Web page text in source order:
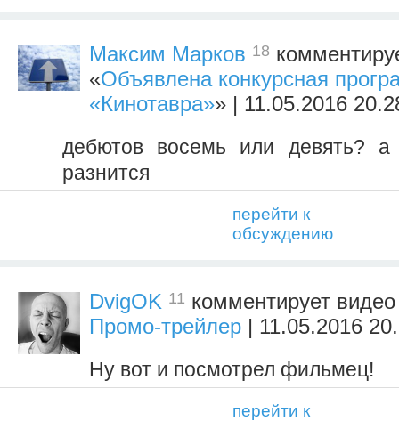
Максим Марков 18
«Объявлена конкурсная
«Кинотавра»» | 11.05.2016
дебютов восемь или девять?
разнится
перейти к
обсуждению
DvigOK 11 комментирует
Промо-трейлер | 11.05.2016
Ну вот и посмотрел фильмец!
перейти к